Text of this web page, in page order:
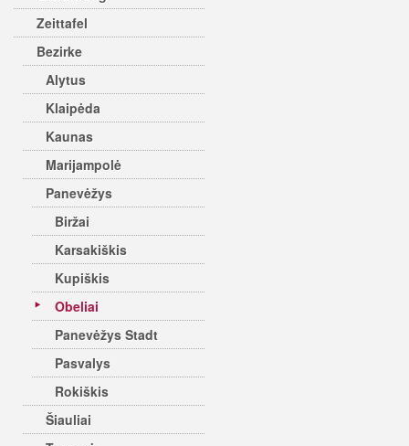
Zeittafel
Bezirke
Alytus
Klaipėda
Kaunas
Marijampolė
Panevėžys
Biržai
Karsakiškis
Kupiškis
Obeliai
Panevėžys Stadt
Pasvalys
Rokiškis
Šiauliai